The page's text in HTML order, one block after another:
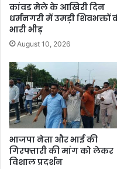
कांवड मेले के आखिरी दिन
धर्मनगरी में उमड़ी शिवभक्तों
भारी भीड़
August 10, 2026
भाजपा नेता और भाई की
गिरफ्तारी की मांग को लेकर
विशाल प्रदर्शन